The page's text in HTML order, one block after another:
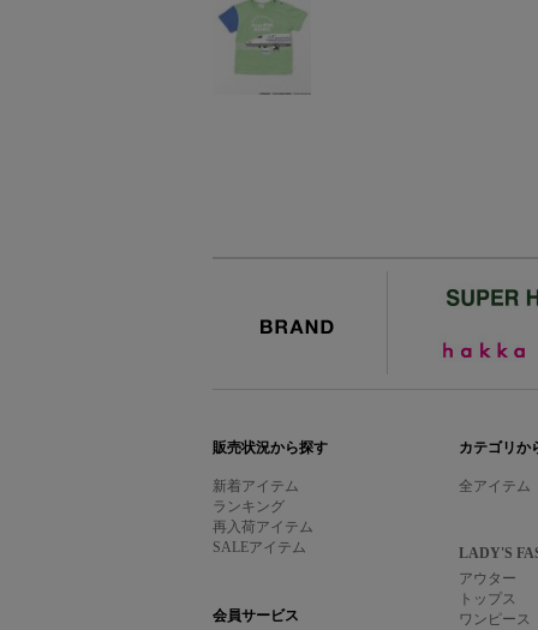
販売状況から探す
新着アイテム
ランキング
再入荷アイテム
SALEアイテム
会員サービス
カテゴリか
全アイテム
LADY'S
アウター
トップス
ワンピース